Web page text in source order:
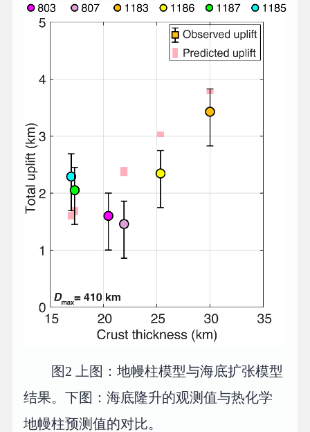
图2 上图：地幔柱模型与海底扩张模型
结果。下图：海底隆升的观测值与热化学
地幔柱预测值的对比。